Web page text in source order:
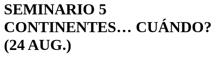
SEMINARIO 5
CONTINENTES… CUÁNDO?
(24 AUG.)